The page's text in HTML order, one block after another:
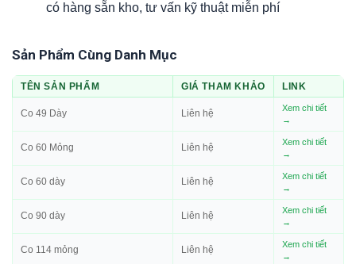
có hàng sẵn kho, tư vấn kỹ thuật miễn phí
Sản Phẩm Cùng Danh Mục
TÊN SẢN PHẨM GIÁ THAM KHẢO LINK
Co 49 Dày Liên hệ
Xem chi tiết
→
Co 60 Mỏng Liên hệ
Xem chi tiết
→
Co 60 dày Liên hệ
Xem chi tiết
→
Co 90 dày Liên hệ
Xem chi tiết
→
Co 114 mỏng Liên hệ
Xem chi tiết
→